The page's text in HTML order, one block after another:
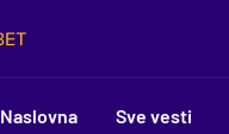
Naslovna Sve vesti